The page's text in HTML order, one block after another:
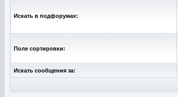
Искать в подфорумах:
Поле сортировки:
Искать сообщения за: